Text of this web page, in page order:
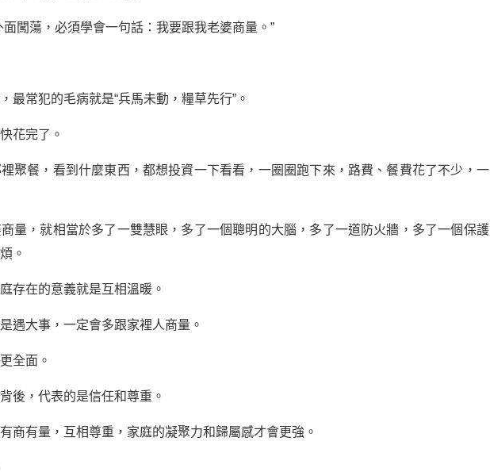
闖蕩，必須學會一句話：我要跟我老婆商量。”
最常犯的毛病就是“兵馬未動，糧草先行”。
花完了。
聚餐，看到什麼東西，都想投資一下看看，一圈圈跑下來，路費、餐費花了不少，一
量，就相當於多了一雙慧眼，多了一個聰明的大腦，多了一道防火牆，多了一個保護
。
存在的意義就是互相溫暖。
遇大事，一定會多跟家裡人商量。
全面。
後，代表的是信任和尊重。
商有量，互相尊重，家庭的凝聚力和歸屬感才會更強。